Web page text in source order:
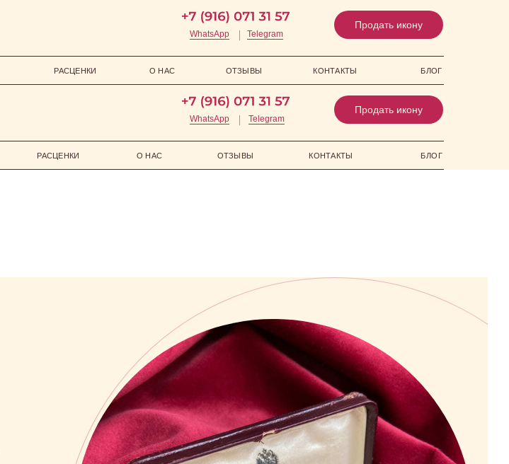
Продать икону
РАСЦЕНКИ О НАС ОТЗЫВЫ КОНТАКТЫ БЛОГ
WhatsApp Telegram
БЛОГ
Продать икону
РАСЦЕНКИ О НАС ОТЗЫВЫ КОНТАКТЫ
WhatsApp Telegram